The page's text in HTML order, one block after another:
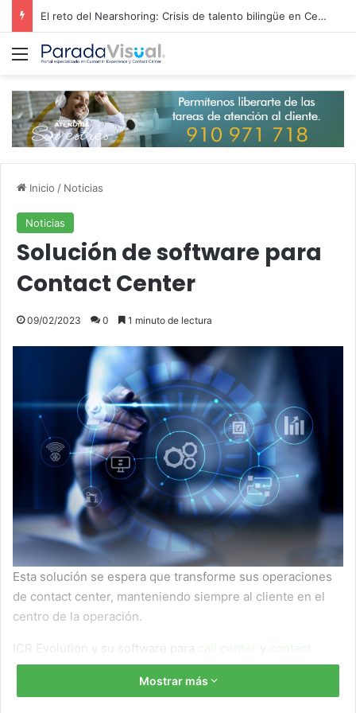
El reto del Nearshoring: Crisis de talento bilingüe en Centroamérica dispara los salarios de entrada un 15%
Menú
Inicio / Noticias
Noticias
Solución de software para
Contact Center
09/02/2023 0 1 minuto de lectura
Esta solución se espera que transforme sus operaciones
de contact center, manteniendo siempre al cliente en el
centro de la operación.
ICR Evolution y su software para y
centerfue elegido por FIATC Seguros para lograr una
mejor trazabilidad de las gestiones, con independencia del
Mostrar más